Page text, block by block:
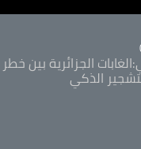
الجزائرية بين خطر
الذكي